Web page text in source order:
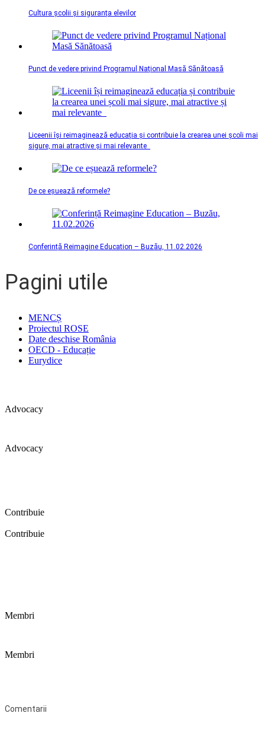
Cultura școlii și siguranța elevilor
Punct de vedere privind Programul Național Masă Sănătoasă
Liceenii își reimaginează educația și contribuie la crearea unei școli mai
sigure, mai atractive și mai relevante
De ce eșuează reformele?
Conferință Reimagine Education – Buzău, 11.02.2026
Pagini utile
MENCȘ
Proiectul ROSE
Date deschise România
OECD - Educație
Eurydice
Advocacy
Advocacy
Contribuie
Contribuie
Membri
Membri
Comentarii